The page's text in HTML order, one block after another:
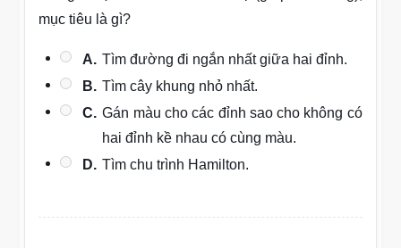
mục tiêu là gì?
A. Tìm đường đi ngắn nhất giữa hai đỉnh.
B. Tìm cây khung nhỏ nhất.
C. Gán màu cho các đỉnh sao cho không có
hai đỉnh kề nhau có cùng màu.
D. Tìm chu trình Hamilton.